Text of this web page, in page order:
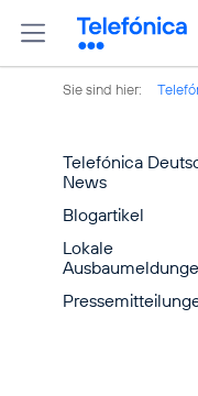
Sie sind hier:
Telefónica
News
Blogartikel
Lokale